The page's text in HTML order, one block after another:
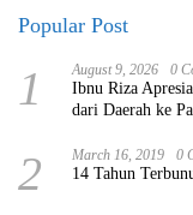
Popular Post
1 August 9, 2026 0
Ibnu Riza
dari Daerah ke
2 March 16, 2019 0
14 Tahun